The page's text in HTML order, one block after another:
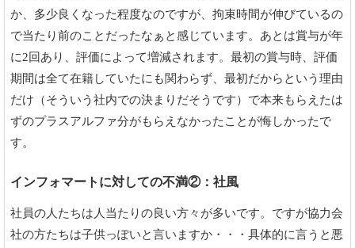
か、多少良くなった程度なのですが、拘束時間が伸びているの
で当たり前のことだったなぁと感じています。あとは賞与が年
に2回あり、評価によって増減されます。最初の賞与時、評価
期間は全て在籍していたにも関わらず、最初だからという理由
だけ（そういう社内での決まりだそうです）で本来もらえたは
ずのプラスアルファ分がもらえなかったことが悔しかったで
す。
インフォマートに対しての不満②：社風
社員の人たちは人当たりの良い方々が多いです。ですが協力会
社の方たちは子供っぽいと言いますか・・・具体的に言うと悪